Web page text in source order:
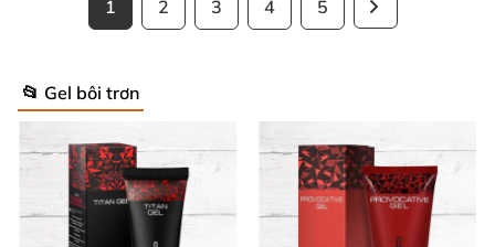
1 2 3 4 5
📂 Gel bôi trơn